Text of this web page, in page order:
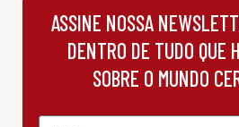
ASSINE NOSSA
DENTRO DE TUDO QUE
SOBRE O MUNDO